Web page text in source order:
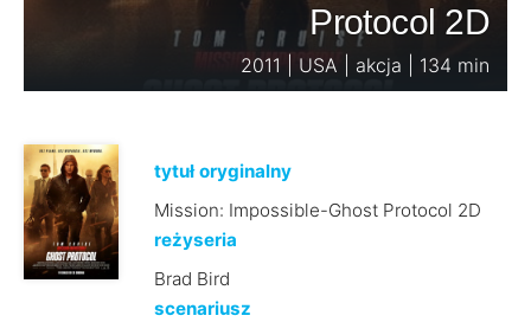
Protocol 2D
2011 | USA | akcja | 134 min
tytuł oryginalny
Mission: Impossible-Ghost Protocol 2D
reżyseria
Brad Bird
scenariusz